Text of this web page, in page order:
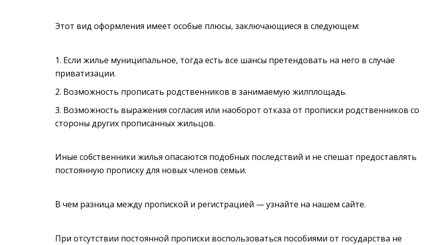
Этот вид оформления имеет особые плюсы, заключающиеся в следующем:
Если жилье муниципальное, тогда есть все шансы претендовать на него в случае
приватизации.
Возможность прописать родственников в занимаемую жилплощадь.
Возможность выражения согласия или наоборот отказа от прописки родственников со
стороны других прописанных жильцов.
Иные собственники жилья опасаются подобных последствий и не спешат предоставлять
постоянную прописку для новых членов семьи.
В чем разница между пропиской и регистрацией — узнайте на нашем сайте.
При отсутствии постоянной прописки воспользоваться пособиями от государства не